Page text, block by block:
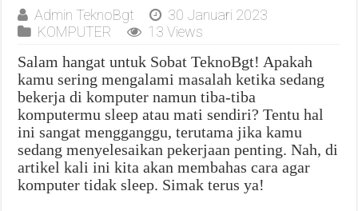
Admin TeknoBgt
30 Januari 2023
KOMPUTER
13 Views
Salam hangat untuk Sobat TeknoBgt! Apakah
kamu sering mengalami masalah ketika sedang
bekerja di komputer namun tiba-tiba
komputermu sleep atau mati sendiri? Tentu hal
ini sangat mengganggu, terutama jika kamu
sedang menyelesaikan pekerjaan penting. Nah, di
artikel kali ini kita akan membahas cara agar
komputer tidak sleep. Simak terus ya!